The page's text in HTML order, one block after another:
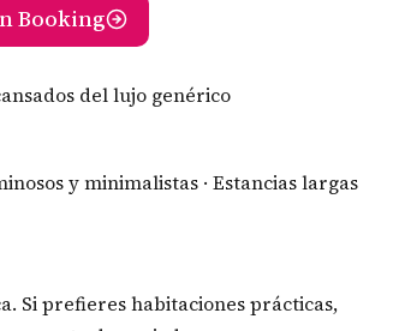
Booking
del lujo genérico
y minimalistas · Estancias largas
Si prefieres habitaciones prácticas,